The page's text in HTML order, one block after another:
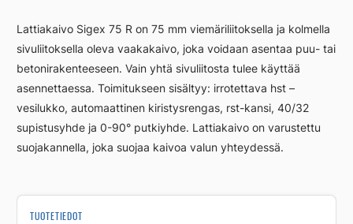
Lattiakaivo Sigex 75 R on 75 mm viemäriliitoksella ja kolmella
sivuliitoksella oleva vaakakaivo, joka voidaan asentaa puu- tai
betonirakenteeseen. Vain yhtä sivuliitosta tulee käyttää
asennettaessa. Toimitukseen sisältyy: irrotettava hst –
vesilukko, automaattinen kiristysrengas, rst-kansi, 40/32
supistusyhde ja 0-90° putkiyhde. Lattiakaivo on varustettu
suojakannella, joka suojaa kaivoa valun yhteydessä.
TUOTETIEDOT